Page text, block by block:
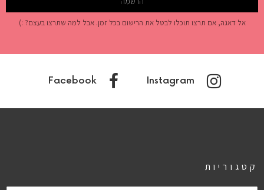
אל דאגה, אם תרצו תוכלו לבטל את הרישום בכל זמן. אבל למה שתרצו בעצם? :)
Instagram
Facebook
קטגוריות